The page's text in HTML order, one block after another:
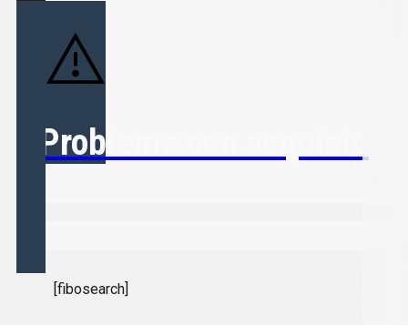
Problema con acquisto
[fibosearch]